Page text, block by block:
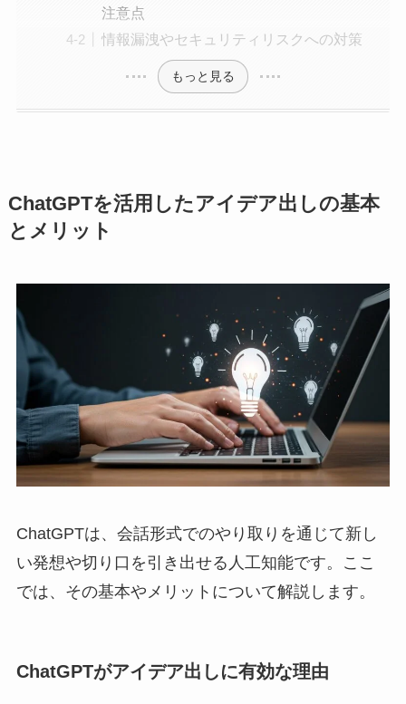
注意点
情報漏洩やセキュリティリスクへの対策
もっと見る
ChatGPTを活用したアイデア出しの基本
とメリット
ChatGPTは、会話形式でのやり取りを通じて新し
い発想や切り口を引き出せる人工知能です。ここ
では、その基本やメリットについて解説します。
ChatGPTがアイデア出しに有効な理由